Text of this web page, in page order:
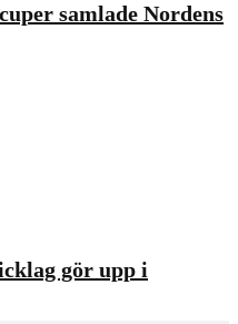
samlade Nordens
gör upp i